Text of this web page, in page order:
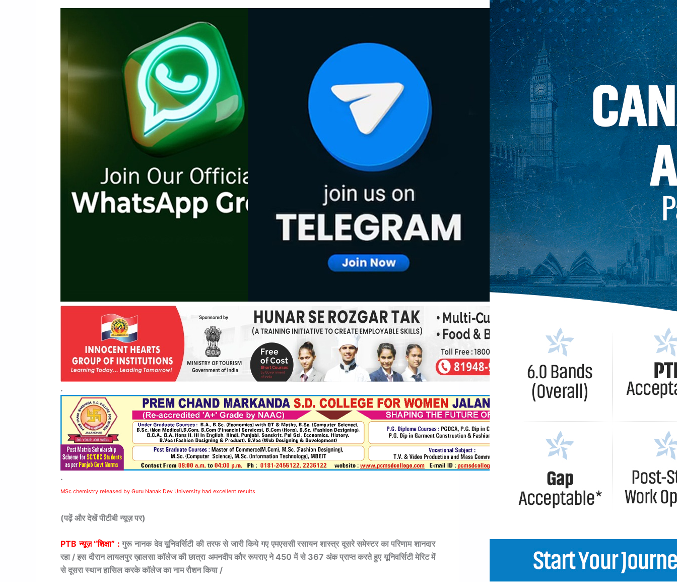
.
.
MSc chemistry released by Guru Nanak Dev University had excellent results
(पढ़ें और देखें पीटीबी न्यूज़ पर)
PTB न्यूज़ “शिक्षा” : गुरू नानक देव यूनिवर्सिटी की तरफ से जारी किये गए एमएससी रसायन शास्त्र दूसरे समेस्टर का परिणाम शानदार
रहा / इस दौरान लायलपुर ख़ालसा कॉलेज की छात्रा अमनदीप कौर रूपराए ने 450 में से 367 अंक प्राप्त करते हुए यूनिवर्सिटी मेरिट में
से दूसरा स्थान हासिल करके कॉलेज का नाम रौशन किया /